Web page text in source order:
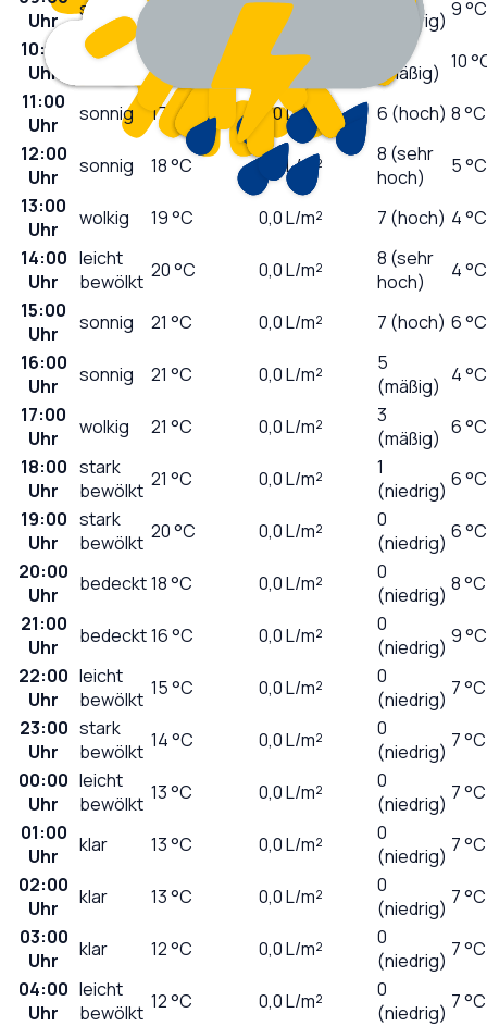
Uhr
sonnig 0,0L/m²
(niedrig) 9 °C
10:00
Uhr
sonnig 0,0L/m²
(mäßig) 10
11:00
Uhr
sonnig 17 °C 0,0L/m² 6 (hoch) 8 °C
12:00
Uhr
sonnig 18°C 0,0 L/m²
8 (sehr
hoch)
5 °C
13:00
Uhr
wolkig 19°C 0,0L/m² 7 (hoch) 4 °C
14:00
Uhr
leicht
bewölkt 20°C 0,0L/m²
8 (sehr
hoch)
4 °C
15:00
Uhr
sonnig 21 °C 0,0L/m² 7 (hoch) 6 °C
16:00
Uhr
sonnig 21 °C 0,0L/m²
5
(mäßig) 4 °C
17:00
Uhr
wolkig 21 °C 0,0L/m²
3
(mäßig) 6 °C
18:00
Uhr
stark
bewölkt 21 °C 0,0L/m²
1
(niedrig) 6 °C
19:00
Uhr
stark
bewölkt 20°C 0,0L/m²
0
(niedrig) 6 °C
20:00
Uhr
bedeckt18°C 0,0L/m²
0
(niedrig) 8 °C
21:00
Uhr
bedeckt16°C 0,0L/m²
0
(niedrig) 9 °C
22:00
Uhr
leicht
bewölkt 15°C 0,0L/m²
0
(niedrig) 7 °C
23:00
Uhr
stark
bewölkt 14°C 0,0L/m²
0
(niedrig) 7 °C
00:00
Uhr
leicht
bewölkt 13°C 0,0L/m²
0
(niedrig) 7 °C
01:00
Uhr
klar 13°C 0,0L/m²
0
(niedrig) 7 °C
02:00
Uhr
klar 13°C 0,0L/m²
0
(niedrig) 7 °C
03:00
Uhr
klar 12°C 0,0L/m²
0
(niedrig) 7 °C
04:00
Uhr
leicht
bewölkt 12°C 0,0L/m²
0
(niedrig) 7 °C